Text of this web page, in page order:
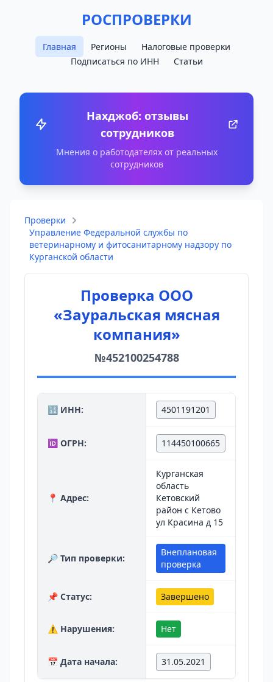
РОСПРОВЕРКИ
Главная Регионы
Налоговые проверки
Подписаться по ИНН
Статьи
Нахджоб: отзывы
сотрудников
Мнения о работодателях от реальных
сотрудников
Проверки
Управление Федеральной службы по
ветеринарному и фитосанитарному надзору по
Курганской области
Проверка ООО
«Зауральская мясная
компания»
№452100254788
🔢 ИНН: 4501191201
🆔 ОГРН: 114450100665
📍 Адрес:
Курганская
область
Кетовский
район с Кетово
ул Красина д 15
🔎 Тип проверки:
Внеплановая
проверка
📌 Статус: Завершено
⚠️ Нарушения: Нет
📅 Дата начала: 31.05.2021